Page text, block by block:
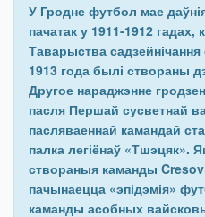
У Гродне футбол мае
пачатак у 1911-1912 гадах,
Таварыства
1913 года былі створаны
Другое нараджэнне
пасля Першай сусветнай
пасляваеннай камандай
палка легіёнаў «Тшэцяк».
створаныя каманды
пачынаецца «эпідэмія»
каманды асобных